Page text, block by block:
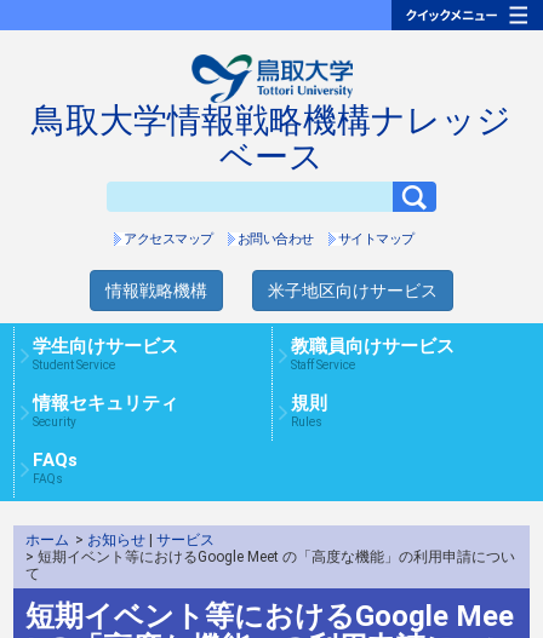
鳥取大学情報戦略機構ナレッジ
ベース
アクセスマップ お問い合わせ サイトマップ
情報戦略機構 米子地区向けサービス
学生向けサービス
Student Service
教職員向けサービス
Staff Service
情報セキュリティ
Security
規則
Rules
FAQs
FAQs
ホーム > お知らせ |サービス
> 短期イベント等におけるGoogle Meet の「高度な機能」の利用申請につい
て
短期イベント等におけるGoogle Mee